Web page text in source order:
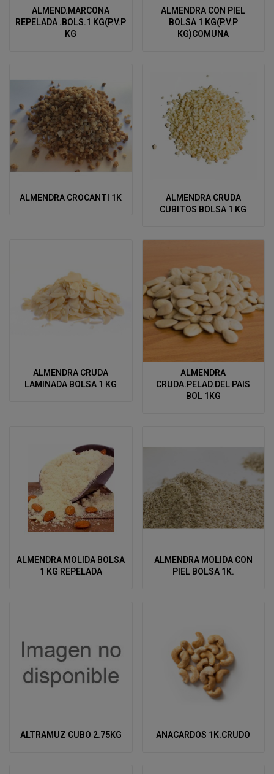
ALMEND.MARCONA
REPELADA .BOLS.1 KG(P.V.P
KG
ALMENDRA CON PIEL
BOLSA 1 KG(P.V.P
KG)COMUNA
ALMENDRA CROCANTI 1K
ALMENDRA CRUDA
CUBITOS BOLSA 1 KG
ALMENDRA CRUDA
LAMINADA BOLSA 1 KG
ALMENDRA
CRUDA.PELAD.DEL PAIS
BOL 1KG
ALMENDRA MOLIDA BOLSA
1 KG REPELADA
ALMENDRA MOLIDA CON
PIEL BOLSA 1K.
ALTRAMUZ CUBO 2.75KG ANACARDOS 1K.CRUDO